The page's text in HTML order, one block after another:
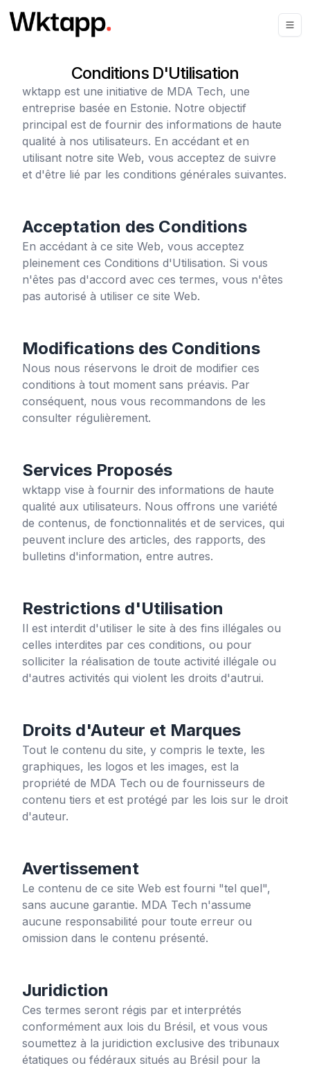
Conditions D'Utilisation
wktapp est une initiative de MDA Tech, une
entreprise basée en Estonie. Notre objectif
principal est de fournir des informations de haute
qualité à nos utilisateurs. En accédant et en
utilisant notre site Web, vous acceptez de suivre
et d'être lié par les conditions générales suivantes.
Acceptation des Conditions
En accédant à ce site Web, vous acceptez
pleinement ces Conditions d'Utilisation. Si vous
n'êtes pas d'accord avec ces termes, vous n'êtes
pas autorisé à utiliser ce site Web.
Modifications des Conditions
Nous nous réservons le droit de modifier ces
conditions à tout moment sans préavis. Par
conséquent, nous vous recommandons de les
consulter régulièrement.
Services Proposés
wktapp vise à fournir des informations de haute
qualité aux utilisateurs. Nous offrons une variété
de contenus, de fonctionnalités et de services, qui
peuvent inclure des articles, des rapports, des
bulletins d'information, entre autres.
Restrictions d'Utilisation
Il est interdit d'utiliser le site à des fins illégales ou
celles interdites par ces conditions, ou pour
solliciter la réalisation de toute activité illégale ou
d'autres activités qui violent les droits d'autrui.
Droits d'Auteur et Marques
Tout le contenu du site, y compris le texte, les
graphiques, les logos et les images, est la
propriété de MDA Tech ou de fournisseurs de
contenu tiers et est protégé par les lois sur le droit
d'auteur.
Avertissement
Le contenu de ce site Web est fourni "tel quel",
sans aucune garantie. MDA Tech n'assume
aucune responsabilité pour toute erreur ou
omission dans le contenu présenté.
Juridiction
Ces termes seront régis par et interprétés
conformément aux lois du Brésil, et vous vous
soumettez à la juridiction exclusive des tribunaux
étatiques ou fédéraux situés au Brésil pour la